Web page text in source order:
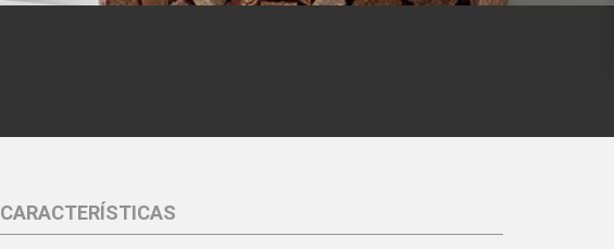
TEK WALL ECO -
CARACTERÍSTICAS